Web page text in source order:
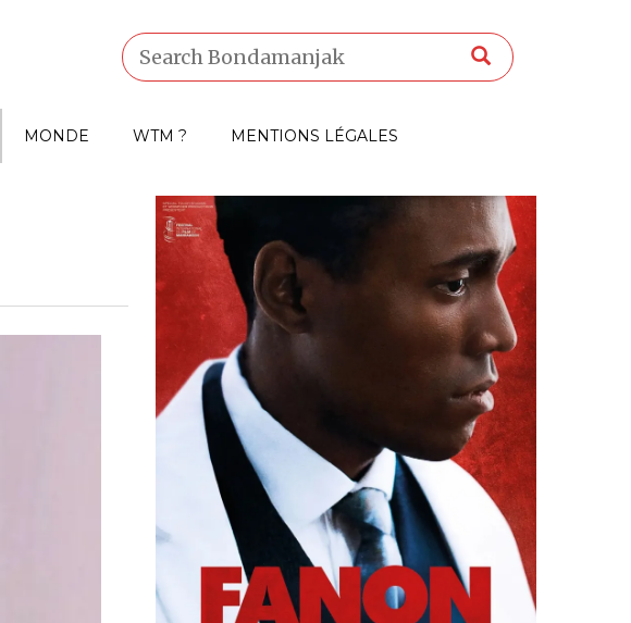
MONDE WTM ? MENTIONS LÉGALES